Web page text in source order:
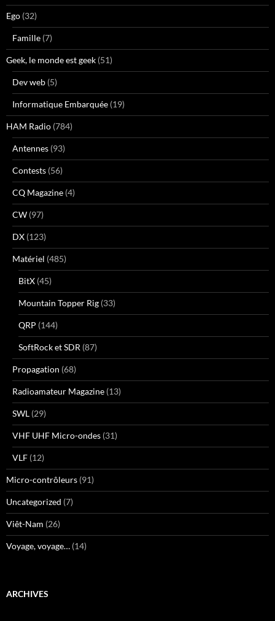
Ego (32)
Famille (7)
Geek, le monde est geek (51)
Dev web (5)
Informatique Embarquée (19)
HAM Radio (784)
Antennes (93)
Contests (56)
CQ Magazine (4)
CW (97)
DX (123)
Matériel (485)
BitX (45)
Mountain Topper Rig (33)
QRP (144)
SoftRock et SDR (87)
Propagation (68)
Radioamateur Magazine (13)
SWL (29)
VHF UHF Micro-ondes (31)
VLF (12)
Micro-contrôleurs (91)
Uncategorized (7)
Viêt-Nam (26)
Voyage, voyage… (14)
ARCHIVES